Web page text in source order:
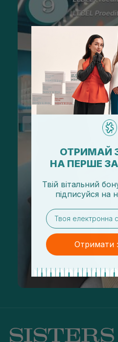
ОТРИМАЙ
НА ПЕРШЕ
Твій вітальний
підписуйся на
email
Отримати